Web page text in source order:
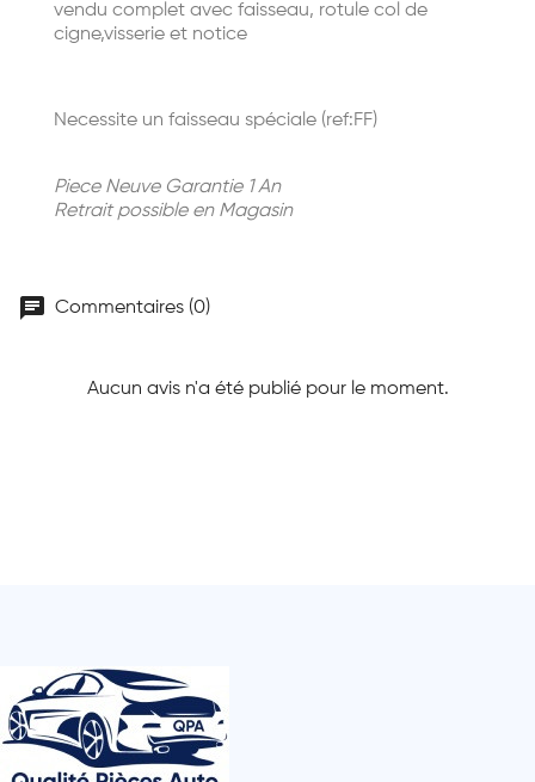
vendu complet avec faisseau, rotule col de
cigne,visserie et notice
Necessite un faisseau spéciale (ref:FF)
Piece Neuve Garantie 1 An
Retrait possible en Magasin
chat Commentaires (0)
Aucun avis n'a été publié pour le moment.